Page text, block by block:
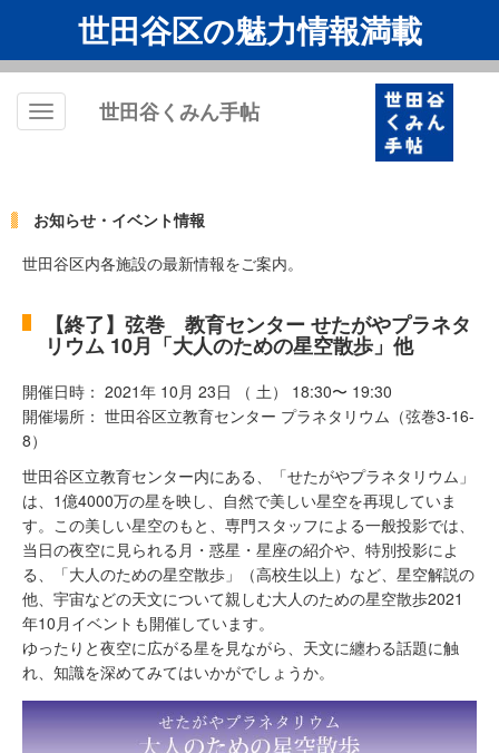
世田谷区の魅力情報満載
Toggle
世田谷くみん手帖
お知らせ・イベント情報
世田谷区内各施設の最新情報をご案内。
【終了】弦巻 教育センター せたがやプラネタ
リウム 10月「大人のための星空散歩」他
開催日時： 2021年 10月 23日 （ 土） 18:30〜 19:30
開催場所： 世田谷区立教育センター プラネタリウム（弦巻3-16-
8）
世田谷区立教育センター内にある、「せたがやプラネタリウム」
は、1億4000万の星を映し、自然で美しい星空を再現していま
す。この美しい星空のもと、専門スタッフによる一般投影では、
当日の夜空に見られる月・惑星・星座の紹介や、特別投影によ
る、「大人のための星空散歩」（高校生以上）など、星空解説の
他、宇宙などの天文について親しむ大人のための星空散歩2021
年10月イベントも開催しています。
ゆったりと夜空に広がる星を見ながら、天文に纏わる話題に触
れ、知識を深めてみてはいかがでしょうか。